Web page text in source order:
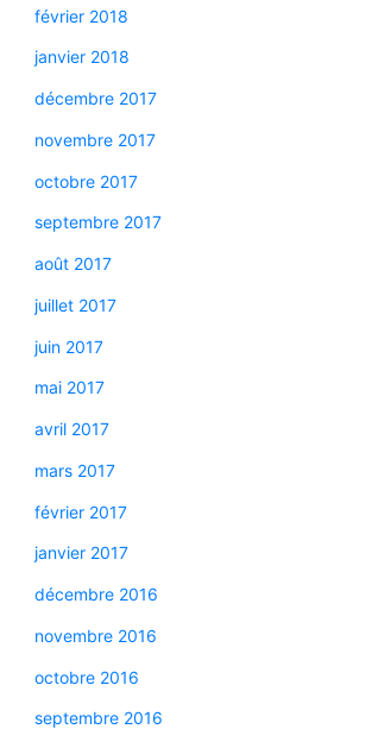
février 2018
janvier 2018
décembre 2017
novembre 2017
octobre 2017
septembre 2017
août 2017
juillet 2017
juin 2017
mai 2017
avril 2017
mars 2017
février 2017
janvier 2017
décembre 2016
novembre 2016
octobre 2016
septembre 2016